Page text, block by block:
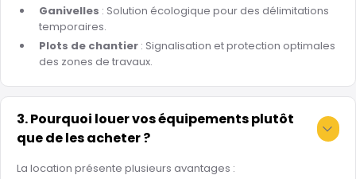
Ganivelles : Solution écologique pour des délimitations
temporaires.
Plots de chantier : Signalisation et protection optimales
des zones de travaux.
3. Pourquoi louer vos équipements plutôt
que de les acheter ?
La location présente plusieurs avantages :